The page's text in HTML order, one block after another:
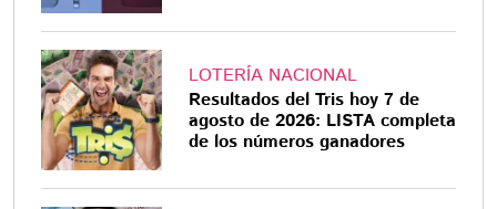
LOTERÍA NACIONAL
Resultados del Tris hoy 7 de
agosto de 2026: LISTA completa
de los números ganadores